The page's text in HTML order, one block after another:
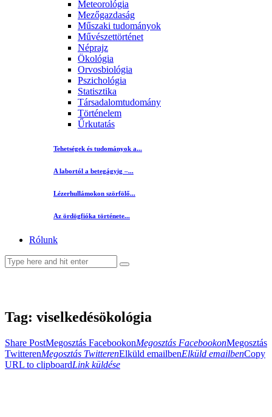
Meteorológia
Mezőgazdaság
Műszaki tudományok
Művészettörténet
Néprajz
Ökológia
Orvosbiológia
Pszichológia
Statisztika
Társadalomtudomány
Történelem
Űrkutatás
Tehetségek és tudományok a...
A labortól a betegágyig –...
Lézerhullámokon szörfölő...
Az ördögfióka története...
Rólunk
Tag: viselkedésökológia
Share PostMegosztás FacebookonMegosztás FacebookonMegosztás
TwitterenMegosztás TwitterenElküld emailbenElküld emailbenCopy
URL to clipboardLink küldése